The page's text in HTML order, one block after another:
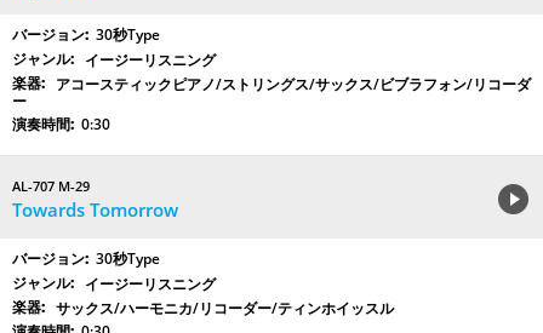
30秒Type
イージーリスニング
アコースティックピアノ/ストリングス/サックス/ビブラフォン/リコーダ
ー
0:30
AL-707 M-29
Towards Tomorrow
30秒Type
イージーリスニング
サックス/ハーモニカ/リコーダー/ティンホイッスル